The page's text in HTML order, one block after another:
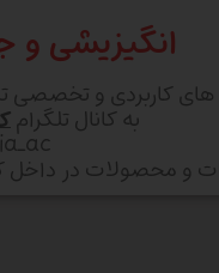
انگیزیشی و
کاربردی و تخصصی
به کانال تلگرام
و محصولات در